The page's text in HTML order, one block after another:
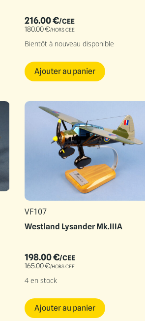
216.00€/CEE
180.00€/HORS CEE
Bientôt à nouveau disponible
Ajouter au panier
VF107
Westland Lysander Mk.IIIA
198.00€/CEE
165.00€/HORS CEE
4 en stock
Ajouter au panier